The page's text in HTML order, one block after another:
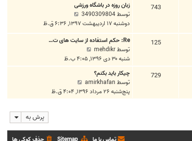
743
زبان روزه در باشگاه ورزشی
توسط3490309804
ش
ا
ه
ه
ا
ر
ی
ت
دوشنبه ۱۷ اردیبهشت ۱۳۹۷, ۶:۳۶ ق.ظ
125
Re: حکم استفاده از سایت های ت…
توسطmehdikr
ش
ا
د
ه
ی
شنبه ۳۰ دی ۱۳۹۶, ۴:۰۵ ب.ظ
729
چیکار باید بکنم؟
توسط amirkhafan
ش
ا
ا
پنج‌شنبه ۲۶ مرداد ۱۳۹۶, ۴:۰۴ ق.ظ
پرش به